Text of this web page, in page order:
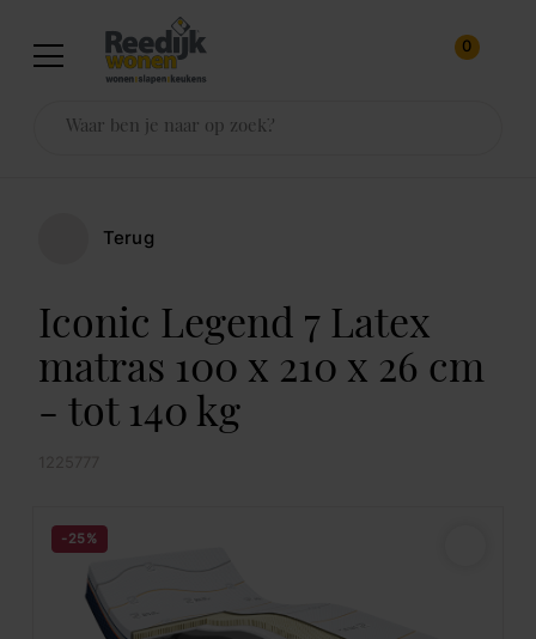
0
Terug
Iconic Legend 7 Latex
matras 100 x 210 x 26 cm
- tot 140 kg
-25%